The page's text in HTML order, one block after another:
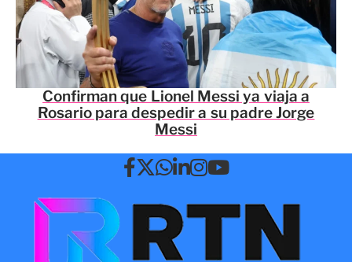
Confirman que Lionel Messi ya viaja a
Rosario para despedir a su padre Jorge
Messi